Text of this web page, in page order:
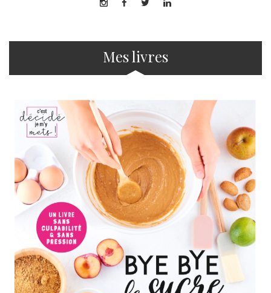
Mes livres